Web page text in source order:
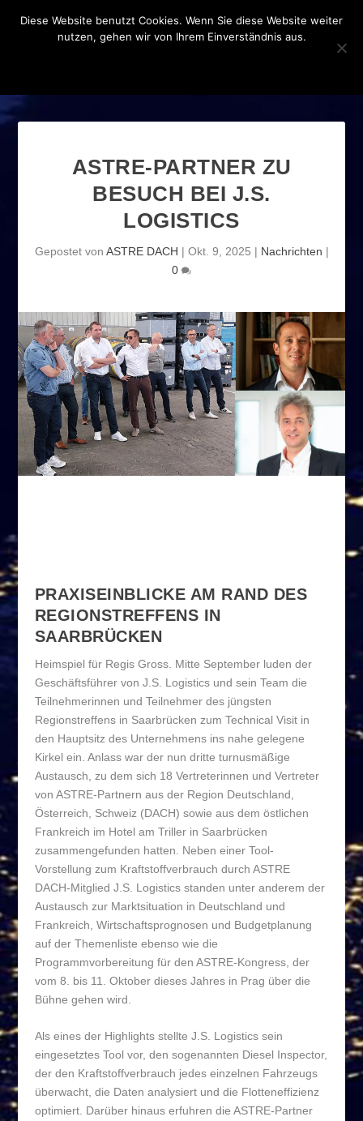
ASTRE-PARTNER ZU
BESUCH BEI J.S.
LOGISTICS
Gepostet von ASTRE DACH | Okt. 9, 2025 | Nachrichten |
0
PRAXISEINBLICKE AM RAND DES
REGIONSTREFFENS IN
SAARBRÜCKEN
Heimspiel für Regis Gross. Mitte September luden der
Geschäftsführer von J.S. Logistics und sein Team die
Teilnehmerinnen und Teilnehmer des jüngsten
Regionstreffens in Saarbrücken zum Technical Visit in
den Hauptsitz des Unternehmens ins nahe gelegene
Kirkel ein. Anlass war der nun dritte turnusmäßige
Austausch, zu dem sich 18 Vertreterinnen und Vertreter
von ASTRE-Partnern aus der Region Deutschland,
Österreich, Schweiz (DACH) sowie aus dem östlichen
Frankreich im Hotel am Triller in Saarbrücken
zusammengefunden hatten. Neben einer Tool-
Vorstellung zum Kraftstoffverbrauch durch ASTRE
DACH-Mitglied J.S. Logistics standen unter anderem der
Austausch zur Marktsituation in Deutschland und
Frankreich, Wirtschaftsprognosen und Budgetplanung
auf der Themenliste ebenso wie die
Programmvorbereitung für den ASTRE-Kongress, der
vom 8. bis 11. Oktober dieses Jahres in Prag über die
Bühne gehen wird.
Als eines der Highlights stellte J.S. Logistics sein
eingesetztes Tool vor, den sogenannten Diesel Inspector,
der den Kraftstoffverbrauch jedes einzelnen Fahrzeugs
überwacht, die Daten analysiert und die Flotteneffizienz
optimiert. Darüber hinaus erfuhren die ASTRE-Partner
Diese Website benutzt Cookies. Wenn Sie diese Website weiter
nutzen, gehen wir von Ihrem Einverständnis aus.